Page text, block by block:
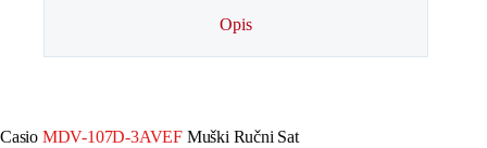
Opis
Casio MDV-107D-3AVEF Muški Ručni Sat